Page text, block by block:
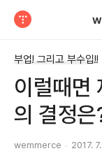
부업! 그리고 부수입!!
이럴때면
의 결정은
wemmerce 2017.